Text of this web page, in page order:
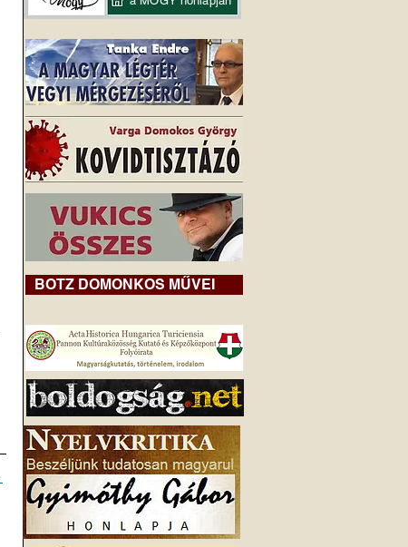
BOTZ DOMONKOS MŰVEI